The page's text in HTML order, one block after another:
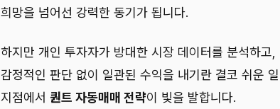
희망을 넘어선 강력한 동기가 됩니다.
하지만 개인 투자자가 방대한 시장 데이터를 분석하고
감정적인 판단 없이 일관된 수익을 내기란 결코 쉬운
지점에서 퀀트 자동매매 전략이 빛을 발합니다.